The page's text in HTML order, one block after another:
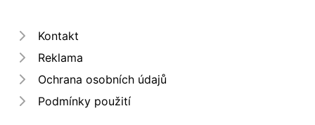
Kontakt
Reklama
Ochrana osobních údajů
Podmínky použití